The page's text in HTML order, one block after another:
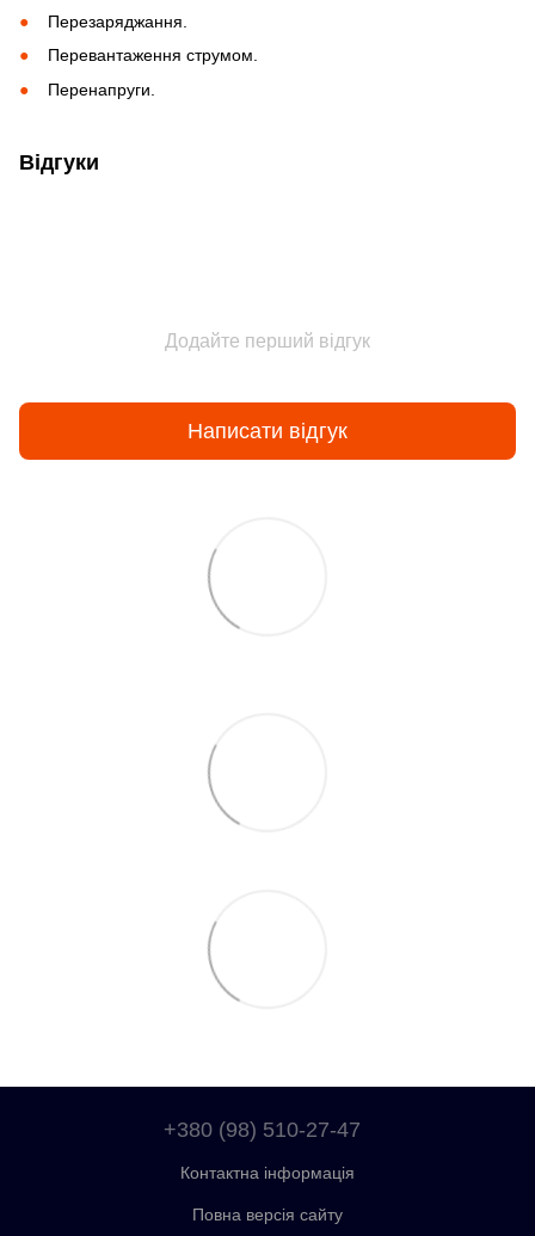
Перезаряджання.
Перевантаження струмом.
Перенапруги.
Відгуки
Додайте перший відгук
Написати відгук
+380 (98) 510-27-47
Контактна інформація
Повна версія сайту